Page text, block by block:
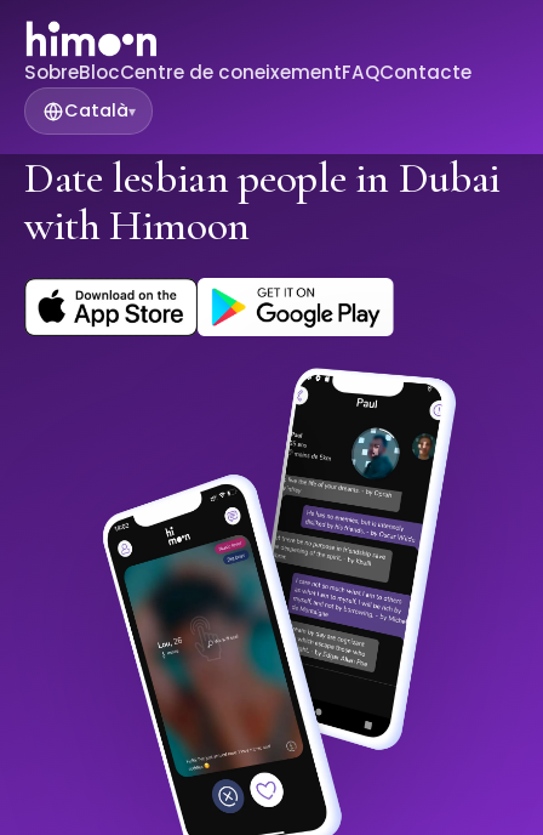
SobreBlocCentre de coneixementFAQContacte
Català▾
Date lesbian people in Dubai
with Himoon